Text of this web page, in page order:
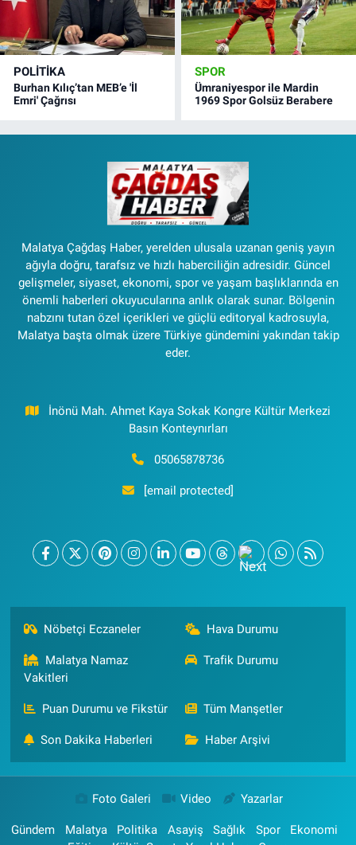
POLITIKA
Burhan Kılıç’tan MEB’e 'İl
Emri' Çağrısı
SPOR
Ümraniyespor ile Mardin
1969 Spor Golsüz Berabere
Malatya Çağdaş Haber, yerelden ulusala uzanan geniş yayın
ağıyla doğru, tarafsız ve hızlı haberciliğin adresidir. Güncel
gelişmeler, siyaset, ekonomi, spor ve yaşam başlıklarında en
önemli haberleri okuyucularına anlık olarak sunar. Bölgenin
nabzını tutan özel içerikleri ve güçlü editoryal kadrosuyla,
Malatya başta olmak üzere Türkiye gündemini yakından takip
eder.
İnönü Mah. Ahmet Kaya Sokak Kongre Kültür Merkezi
Basın Konteynırları
05065878736
[email protected]
Nöbetçi Eczaneler Hava Durumu
Malatya Namaz
Vakitleri
Trafik Durumu
Puan Durumu ve Fikstür Tüm Manşetler
Son Dakika Haberleri Haber Arşivi
Foto Galeri Video Yazarlar
Gündem Malatya Politika Asayiş Sağlık Spor
Ekonomi